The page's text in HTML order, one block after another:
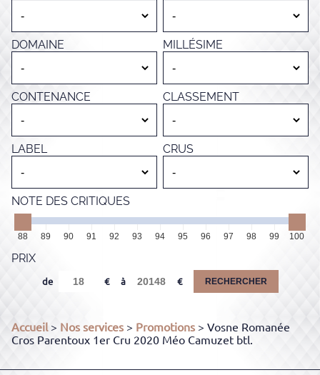
DOMAINE MILLÉSIME
CONTENANCE CLASSEMENT
LABEL CRUS
NOTE DES CRITIQUES
88 89 90 91 92 93 94 95 96 97 98 99 100
PRIX
de à RECHERCHER
Accueil> Nos services > Promotions > Vosne Romanée
Cros Parentoux 1er Cru 2020 Méo Camuzet btl.